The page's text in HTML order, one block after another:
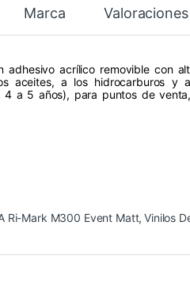
Marca Valoraciones
acrílico removible con
aceites, a los hidrocarburos y
4 a 5 años), para puntos de
Ri-Mark M300 Event Matt,Vinilos